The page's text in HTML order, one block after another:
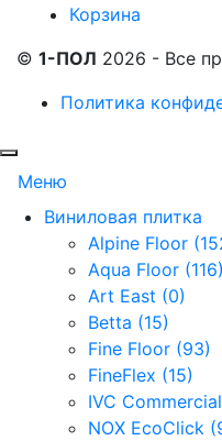
Корзина
© 1-ПОЛ 2026 - Все
Политика
Меню
Виниловая плитка
Alpine Floor
Aqua Floor (116)
Art East (0)
Betta (15)
Fine Floor (93)
FineFlex (15)
IVC
NOX EcoClick